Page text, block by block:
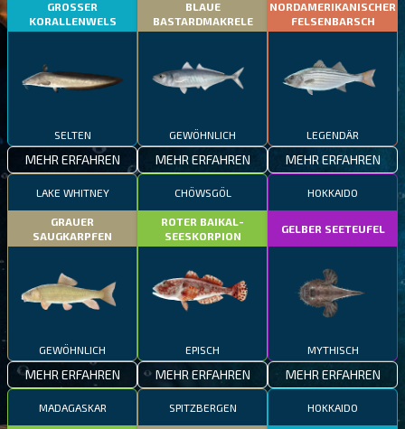
GROSSER
KORALLENWELS
SELTEN
MEHR ERFAHREN
BLAUE
BASTARDMAKRELE
GEWÖHNLICH
MEHR ERFAHREN
NORDAMERIKANISCHER
FELSENBARSCH
LEGENDÄR
MEHR ERFAHREN
LAKE WHITNEY
GRAUER
SAUGKARPFEN
GEWÖHNLICH
MEHR ERFAHREN
CHÖWSGÖL
ROTER BAIKAL-
SEESKORPION
EPISCH
MEHR ERFAHREN
HOKKAIDO
GELBER SEETEUFEL
MYTHISCH
MEHR ERFAHREN
MADAGASKAR SPITZBERGEN HOKKAIDO